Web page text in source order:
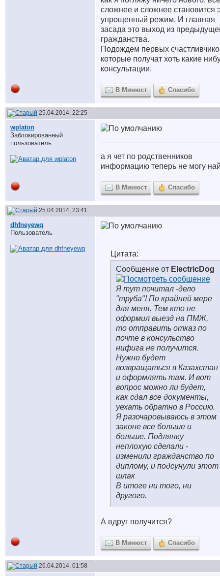
сложнее и сложнее становится
упрощенный режим. И главная
засада это выход из
гражданства.
Подождем первых
которые получат хоть какие
консультации.
В Минюст Спасибо
25.04.2014, 22:25
wplaton
Заблокированный
пользователь
а я чет по родственников
информацию теперь не могу
В Минюст Спасибо
25.04.2014, 23:41
dhfneyewq
Пользователь
Цитата:
Сообщение от ElectricDog
Я тут почитал -дело
"труба"! По крайней мере
для меня. Тем кто не
оформил выезд на ПМЖ,
то отправить отказ по
почте в консульство
нифига не получится.
Нужно будет
возвращаться в Казахстан
и оформлять там. И вот
вопрос можно ли будет,
как сдал все документы,
уехать обратно в Россию.
Я разочаровываюсь в этом
законе все больше и
больше. Подлянку
неплохую сделали -
изменили гражданство по
диплому, и подсунули этот
шлак
В итоге ни того, ни
другого.
А вдруг получится?
В Минюст Спасибо
26.04.2014, 01:58